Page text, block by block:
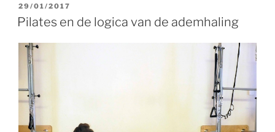
POSTED
ON
29/01/2017
Pilates en de logica van de ademhaling